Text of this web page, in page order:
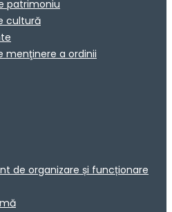
patrimoniu
cultură
menţinere a ordinii
de organizare și funcționare